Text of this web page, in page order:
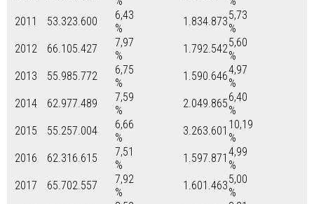
2011
53.323.600
6,43
%
1.834.8735,73
%
2012
66.105.427
7,97
%
1.792.5425,60
%
2013
55.985.772
6,75
%
1.590.6464,97
%
2014
62.977.489
7,59
%
2.049.8656,40
%
2015
55.257.004
6,66
%
3.263.601 10,19
%
2016
62.316.615
7,51
%
1.597.871 4,99
%
2017
65.702.557
7,92
%
1.601.4635,00
%